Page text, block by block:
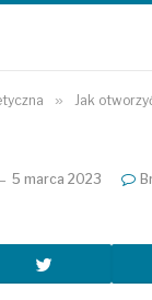
» Jak otworzyć
5 marca 2023